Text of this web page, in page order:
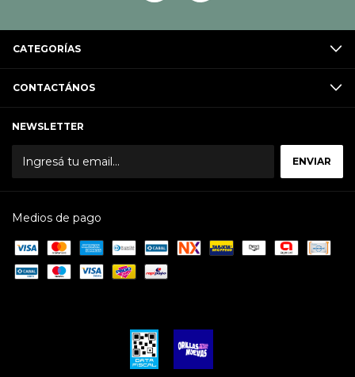
CATEGORÍAS
CONTACTÁNOS
NEWSLETTER
Medios de pago